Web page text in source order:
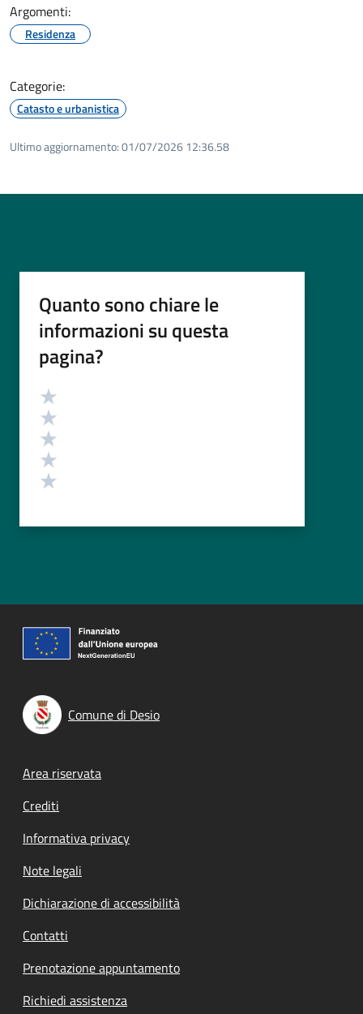
Argomenti:
Residenza
Categorie:
Catasto e urbanistica
Ultimo aggiornamento:01/07/2026 12:36.58
Quanto sono chiare le
informazioni su questa
pagina?
Valutazione
Comune di Desio
Footer menu
Area riservata
Crediti
Informativa privacy
Note legali
Dichiarazione di accessibilità
Contatti
Prenotazione appuntamento
Richiedi assistenza